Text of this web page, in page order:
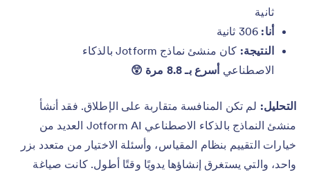
ثانية
أنا:
النتيجة:
كان منشئ نماذج Jotform بالذكاء
الاصطناعيأسرع بـ 8.8 مرة 😲
التحليل: لم تكن المنافسة متقاربة على الإطلاق. فقد أنشأ
منشئ النماذج بالذكاء الاصطناعي Jotform AI العديد من
خيارات التقييم بنظام المقياس، وأسئلة الاختيار من متعدد بزر
واحد، والتي يستغرق إنشاؤها يدويًا وقتًا أطول. كانت صياغة